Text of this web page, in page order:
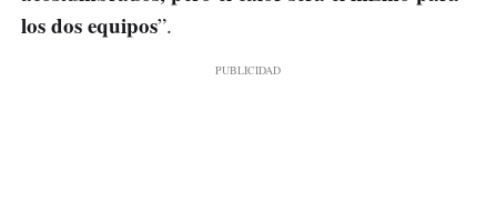
los dos equipos”.